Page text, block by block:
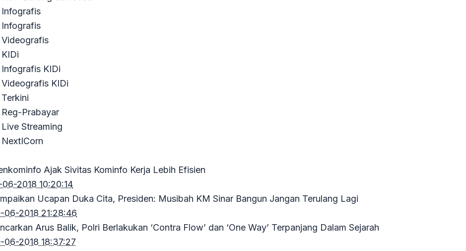
Infografis
Infografis
Videografis
KIDi
Infografis KIDi
Videografis KIDi
Terkini
Reg-Prabayar
Live Streaming
NextICorn
Ajak Sivitas Kominfo Kerja Lebih Efisien
06-2018 10:20:14
Ucapan Duka Cita, Presiden: Musibah KM Sinar Bangun Jangan Terulang Lagi
06-2018 21:28:46
Arus Balik, Polri Berlakukan ‘Contra Flow’ dan ‘One Way’ Terpanjang Dalam Sejarah
06-2018 18:37:27